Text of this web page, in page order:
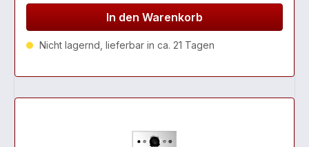
In den Warenkorb
Nicht lagernd, lieferbar in ca. 21 Tagen